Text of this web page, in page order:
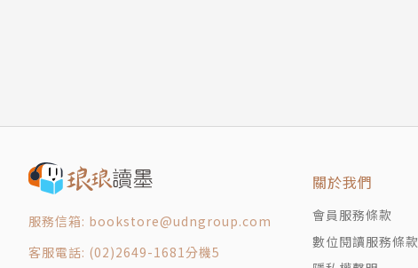
服務信箱: bookstore@udngroup.com
客服電話: (02)2649-1681分機5
關於我們
會員服務條款
數位閱讀服務條款